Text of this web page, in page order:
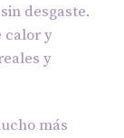
desgaste.
calor y
y
más